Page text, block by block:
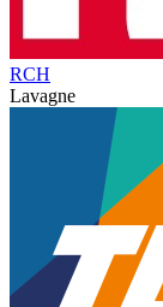
RCH
Lavagne